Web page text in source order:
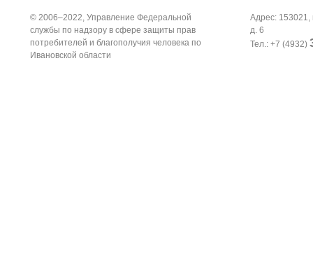
© 2006–2022, Управление Федеральной
службы по надзору в сфере защиты прав
потребителей и благополучия человека по
Ивановской области
Адрес: 153021,
д. 6
Тел.: +7 (4932)